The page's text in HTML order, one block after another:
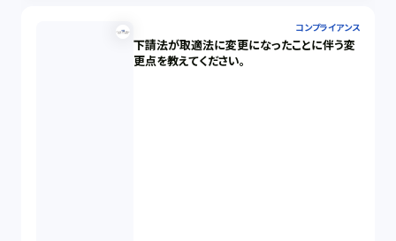
コンプライアンス
下請法が取適法に変更になったことに伴う変
更点を教えてください。